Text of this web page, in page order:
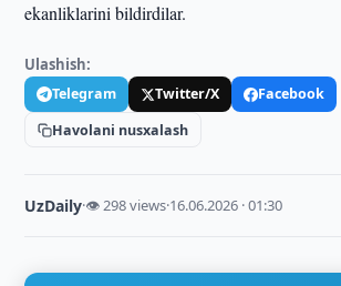
ekanliklarini bildirdilar.
Ulashish:
Telegram Twitter/X
Facebook
Havolani nusxalash
UzDaily·👁 298 views·16.06.2026 · 01:30